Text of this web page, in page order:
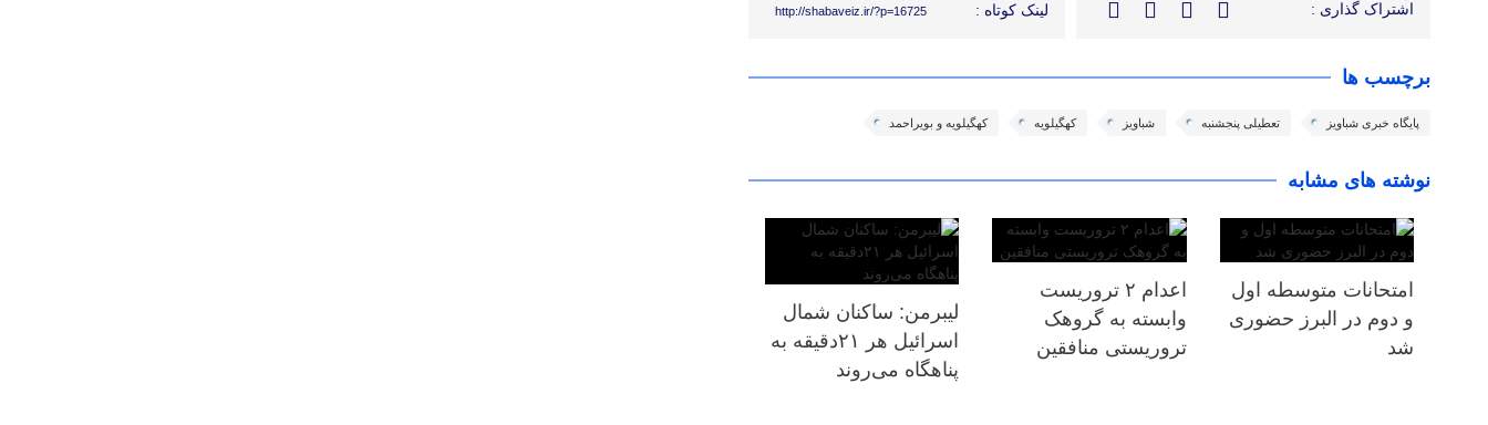
اشتراک گذاری : لینک کوتاه : http://shabaveiz.ir/?p=16725
برچسب ها
پایگاه خبری شباویز تعطیلی پنجشنبه شباویز کهگیلویه کهگیلویه و بویراحمد
نوشته های مشابه
امتحانات متوسطه اول
و دوم در البرز حضوری
شد
اعدام ۲ تروریست
وابسته به گروهک
تروریستی منافقین
لیبرمن: ساکنان شمال
اسرائیل هر ۲۱دقیقه به
پناهگاه می‌روند